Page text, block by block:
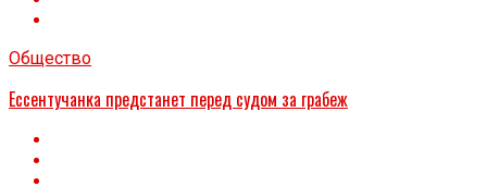
Общество
Ессентучанка предстанет перед судом за грабеж